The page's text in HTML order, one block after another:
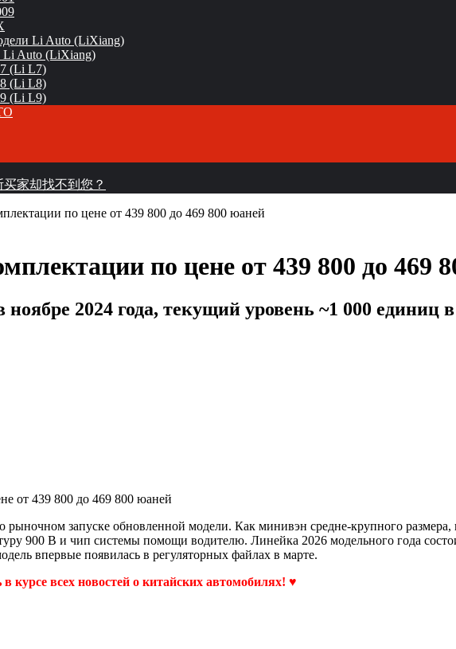
Li Auto (LiXiang)
Li Auto (LiXiang)
(Li L7)
(Li L8)
(Li L9)
家却找不到您？
по цене от 439 800 до 469 800 юаней
по цене от 439 800 до 469
2024 года, текущий уровень ~1 000 единиц
от 439 800 до 469 800 юаней
запуске обновленной модели. Как минивэн средне-крупного размера,
900 В и чип системы помощи водителю. Линейка 2026 модельного года
впервые появилась в регуляторных файлах в марте.
в курсе всех новостей о китайских автомобилях! ♥